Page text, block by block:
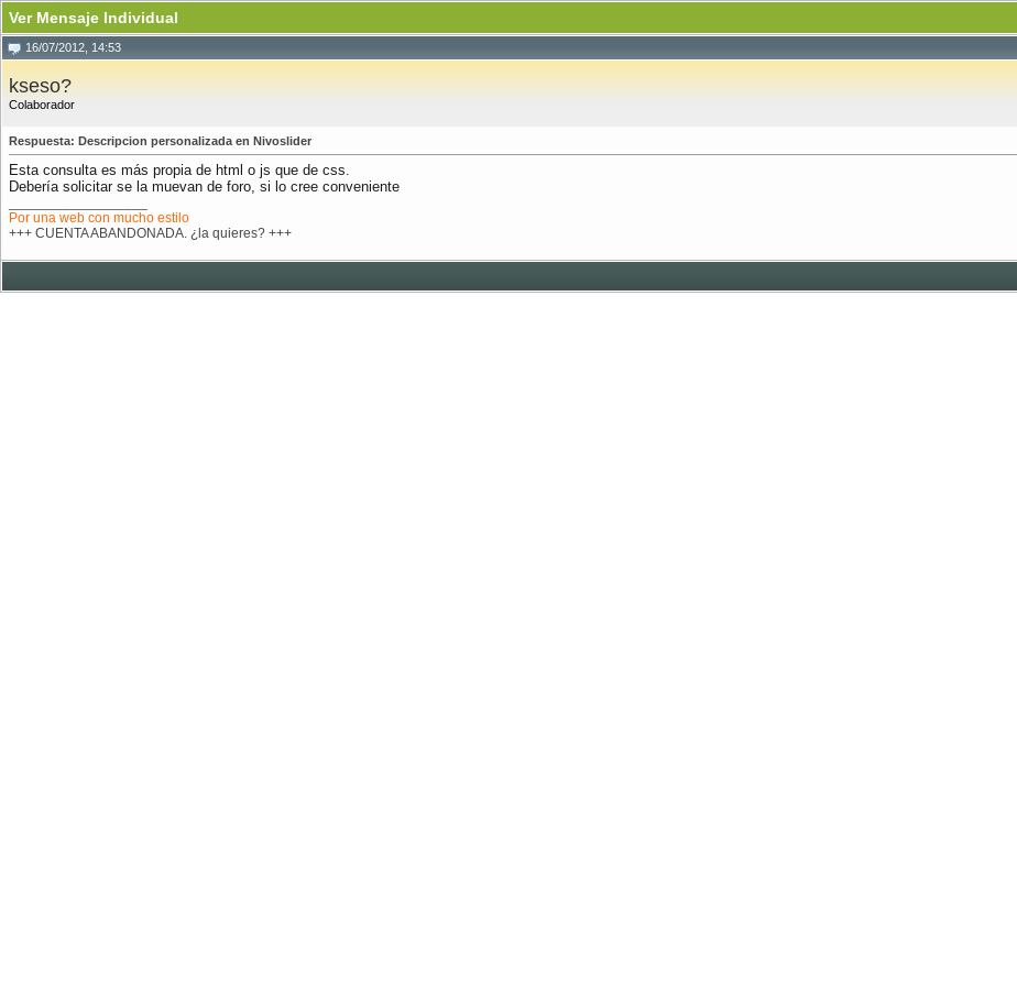
Ver Mensaje Individual
16/07/2012, 14:53
kseso?
Colaborador
Respuesta: Descripcion personalizada en Nivoslider
Esta consulta es más propia de html o js que de css.
Debería solicitar se la muevan de foro, si lo cree conveniente
Por una web con mucho estilo
+++ CUENTA ABANDONADA. ¿la quieres? +++